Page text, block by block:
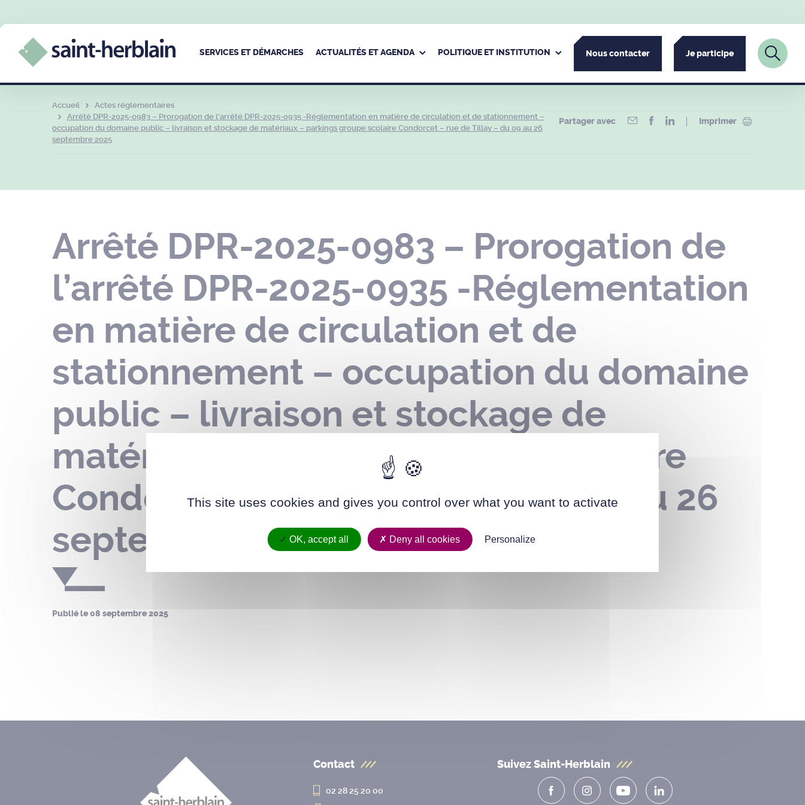
SERVICES ET DÉMARCHES ACTUALITÉS ET AGENDA POLITIQUE ET INSTITUTION Nous contacter Je participe
Accueil
Actes réglementaires
Arrêté DPR-2025-0983 – Prorogation de l’arrêté DPR-2025-0935 -Réglementation en matière de circulation et de stationnement –
occupation du domaine public – livraison et stockage de matériaux – parkings groupe scolaire Condorcet – rue de Tillay – du 09 au 26
septembre 2025
Partager avec Imprimer
Arrêté DPR-2025-0983 – Prorogation de
l’arrêté DPR-2025-0935 -Réglementation
en matière de circulation et de
stationnement – occupation du domaine
public – livraison et stockage de
matériaux – parkings groupe scolaire
Condorcet – rue de Tillay – du 09 au 26
septembre 2025
Publié le08 septembre 2025
Contact
02 28 25 20 00
Suivez Saint-Herblain
This site uses cookies and gives you control over what you want to activate
OK, accept all Deny all cookies Personalize